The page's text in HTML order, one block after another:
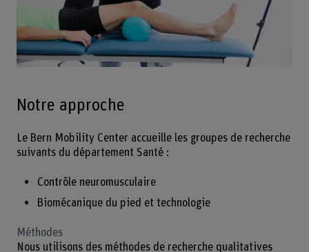
Notre approche
Le Bern Mobility Center accueille les groupes de recherche
suivants du département Santé :
Contrôle neuromusculaire
Biomécanique du pied et technologie
Méthodes
Nous utilisons des méthodes de recherche qualitatives